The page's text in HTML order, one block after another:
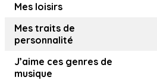
Mes loisirs
Mes traits de
personnalité
J’aime ces genres de
musique